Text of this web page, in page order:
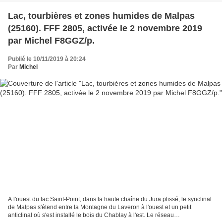
Lac, tourbières et zones humides de Malpas
(25160). FFF 2805, activée le 2 novembre 2019
par Michel F8GGZ/p.
Publié le 10/11/2019 à 20:24
Par Michel
A l'ouest du lac Saint-Point, dans la haute chaîne du Jura plissé, le synclinal
de Malpas s'étend entre la Montagne du Laveron à l'ouest et un petit
anticlinal où s'est installé le bois du Chablay à l'est. Le réseau